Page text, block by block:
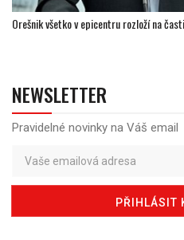
Orešnik všetko v epicentru rozloží na
NEWSLETTER
Pravidelné novinky na Váš email